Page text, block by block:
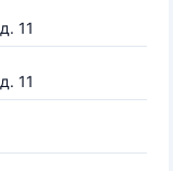
11
11